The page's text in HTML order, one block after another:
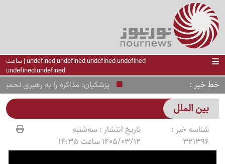
undefined undefined undefined undefined | ساعت
undefined:undefined
خط خبر پزشکیان: مذاکره را به رهبری تحمیل
بین الملل
شناسه خبر :
321396
تاریخ انتشار :سه‌شنبه
1405/03/12 ساعت 14:35